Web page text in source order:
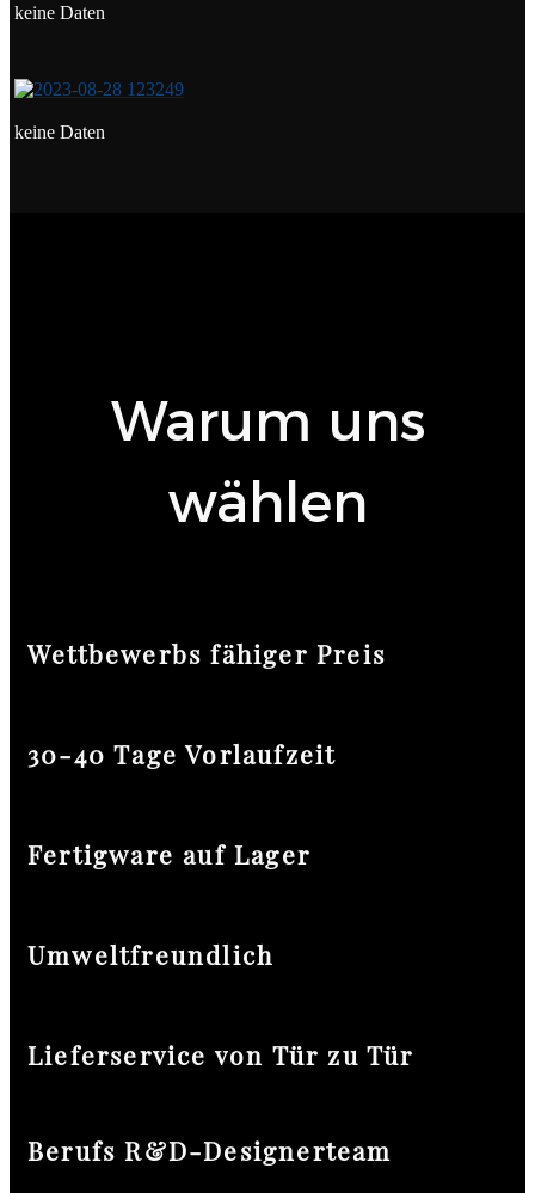
keine Daten
keine Daten
Warum uns
wählen
Wettbewerbs fähiger Preis
30-40 Tage Vorlaufzeit
Fertigware auf Lager
Umweltfreundlich
Lieferservice von Tür zu Tür
Berufs R&D-Designerteam